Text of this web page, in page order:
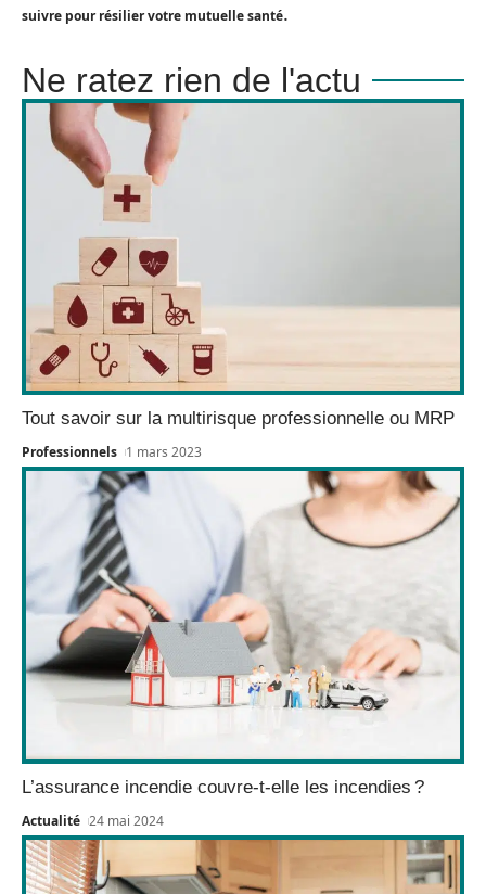
suivre pour résilier votre mutuelle santé.
Ne ratez rien de l'actu
Tout savoir sur la multirisque professionnelle ou MRP
Professionnels 1 mars 2023
L’assurance incendie couvre-t-elle les incendies ?
Actualité 24 mai 2024